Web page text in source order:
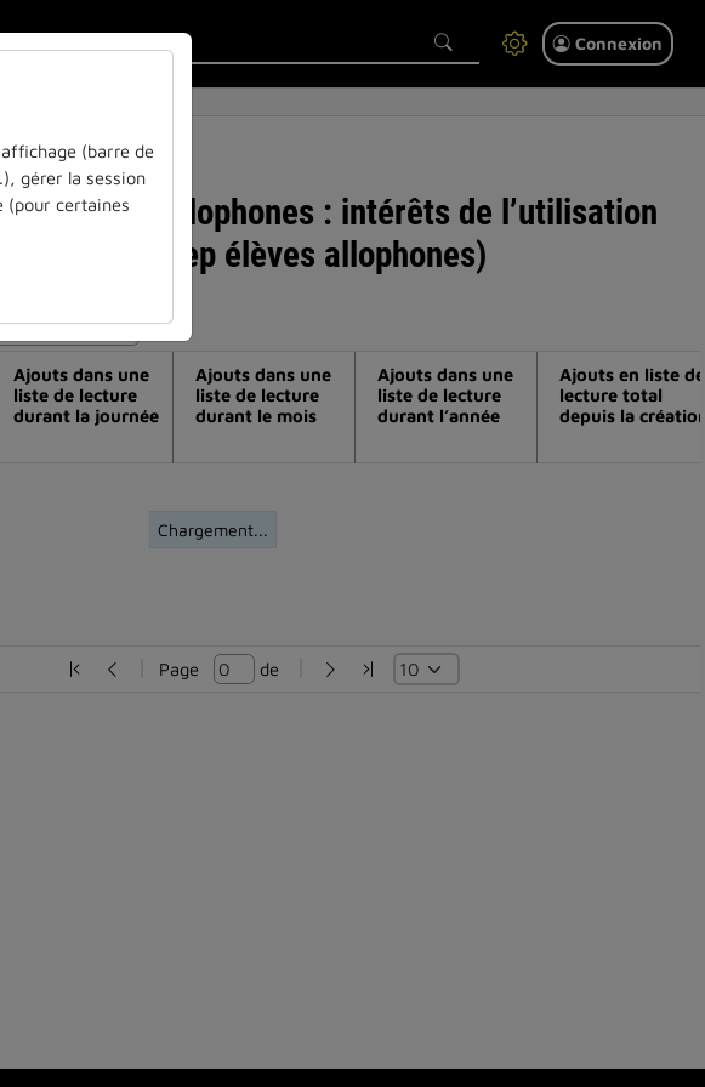
Connexion
chez les allophones : intérêts de l’utilisation
(gtnum#ebep élèves allophones)
Chargement...
Ajouts dans une
liste de lecture
durant la journée
Ajouts dans une
liste de lecture
durant le mois
Ajouts dans une
liste de lecture
durant l’année
Ajouts en liste de
lecture total
depuis la
Page de
(barre de
gérer la session
(pour certaines